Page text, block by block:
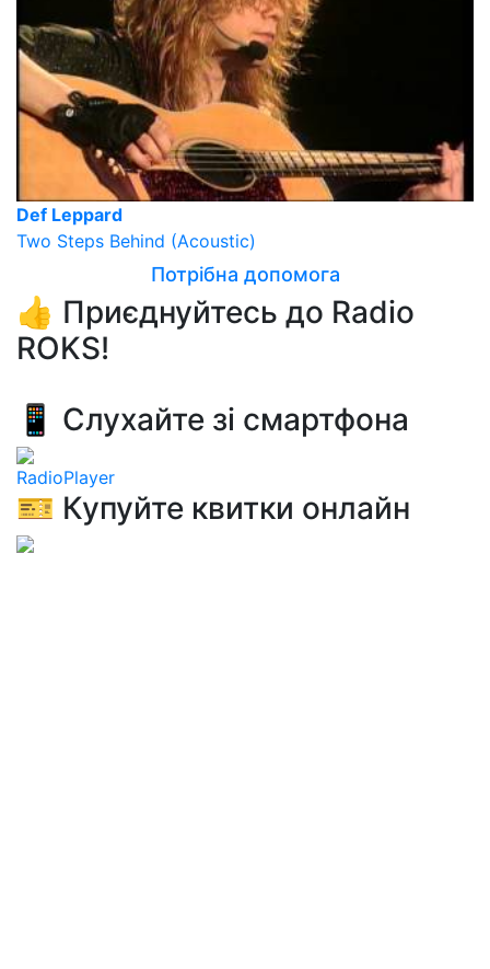
Def Leppard
Two Steps Behind (Acoustic)
Потрібна допомога
👍 Приєднуйтесь до Radio
ROKS!
📱 Слухайте зі смартфона
RadioPlayer
🎫 Купуйте квитки онлайн